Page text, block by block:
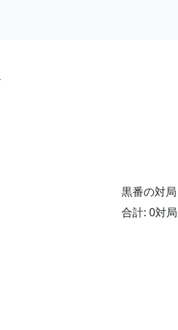
黒番の対局
合計: 0対局